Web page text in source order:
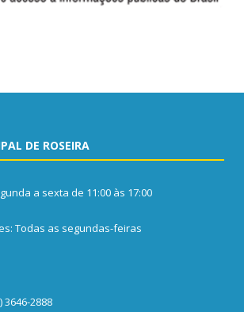
DE ROSEIRA
a sexta de 11:00 às 17:00
Todas as segundas-feiras
3646-2888